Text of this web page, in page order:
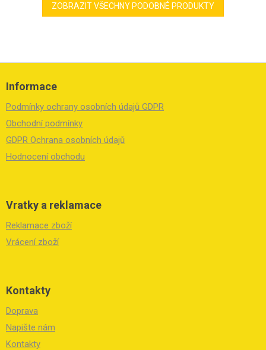
ZOBRAZIT VŠECHNY PODOBNÉ PRODUKTY
Z
Informace
Podmínky ochrany osobních údajů GDPR
Obchodní podmínky
GDPR Ochrana osobních údajů
Hodnocení obchodu
Vratky a reklamace
Reklamace zboží
Vrácení zboží
Kontakty
Doprava
Napište nám
Kontakty